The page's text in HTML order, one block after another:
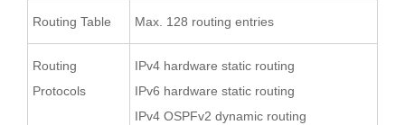
Routing Table Max. 128 routing entries
Routing
Protocols
IPv4 hardware static routing
IPv6 hardware static routing
IPv4 OSPFv2 dynamic routing